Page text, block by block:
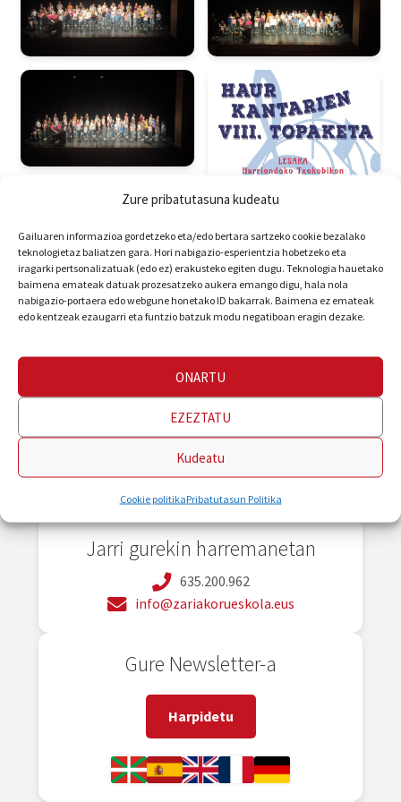
Zure pribatutasuna kudeatu
Gailuaren informazioa gordetzeko eta/edo bertara sartzeko cookie bezalako
teknologietaz baliatzen gara. Hori nabigazio-esperientzia hobetzeko eta
iragarki pertsonalizatuak (edo ez) erakusteko egiten dugu. Teknologia hauetako
baimena emateak datuak prozesatzeko aukera emango digu, hala nola
nabigazio-portaera edo webgune honetako ID bakarrak. Baimena ez emateak
edo kentzeak ezaugarri eta funtzio batzuk modu negatiboan eragin dezake.
ONARTU
EZEZTATU
Kudeatu
Cookie politikaPribatutasun Politika
Jarri gurekin harremanetan
635.200.962
info@zariakorueskola.eus
Gure Newsletter-a
Harpidetu